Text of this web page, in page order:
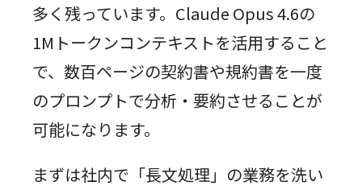
多く残っています。Claude Opus 4.6の
1Mトークンコンテキストを活用すること
で、数百ページの契約書や規約書を一度
のプロンプトで分析・要約させることが
可能になります。
まずは社内で「長文処理」の業務を洗い